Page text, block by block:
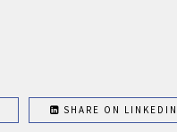
SHARE ON LINKEDIN